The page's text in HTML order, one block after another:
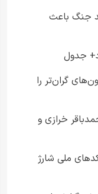
جنگ باعث
گران‌تر را
خرازی و
برای این کدهای ملی شارژ